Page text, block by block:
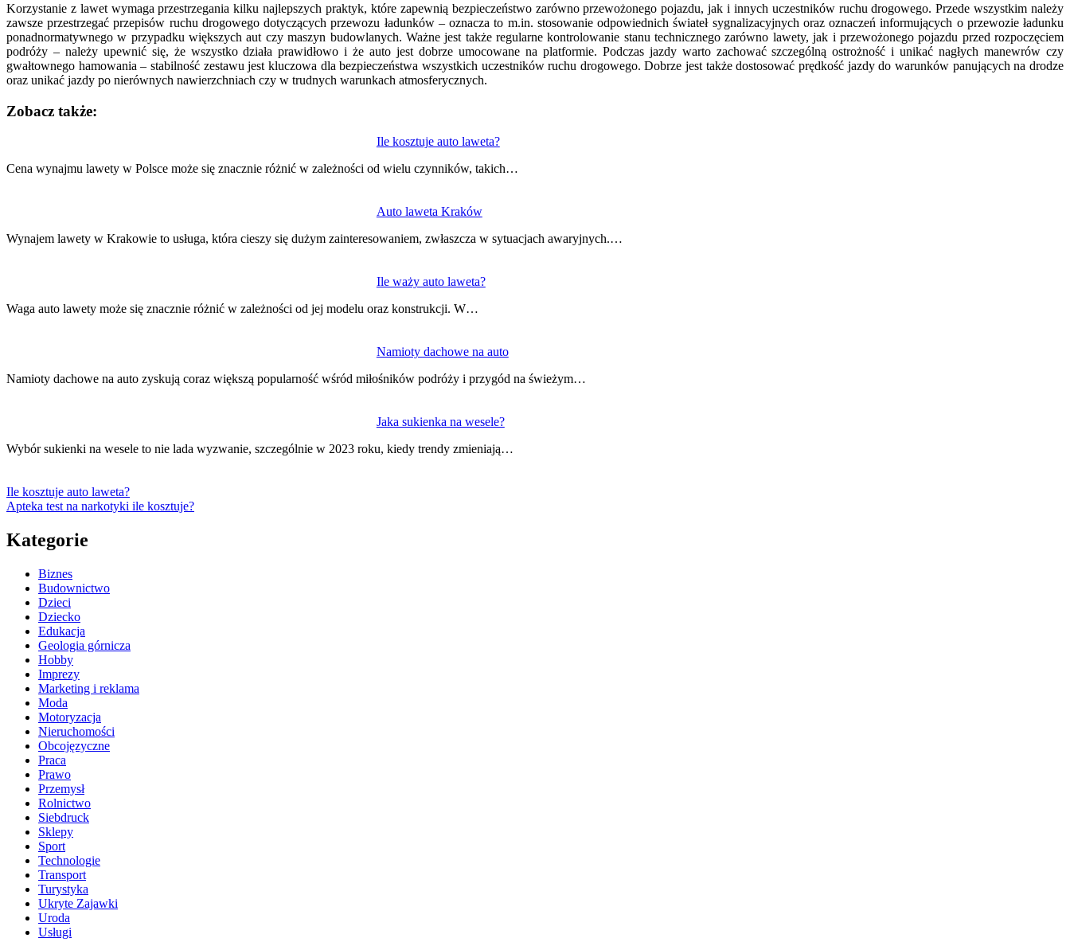
Korzystanie z lawet wymaga przestrzegania kilku najlepszych praktyk, które zapewnią bezpieczeństwo zarówno przewożonego pojazdu, jak i innych uczestników ruchu drogowego. Przede wszystkim należy
zawsze przestrzegać przepisów ruchu drogowego dotyczących przewozu ładunków – oznacza to m.in. stosowanie odpowiednich świateł sygnalizacyjnych oraz oznaczeń informujących o przewozie ładunku
ponadnormatywnego w przypadku większych aut czy maszyn budowlanych. Ważne jest także regularne kontrolowanie stanu technicznego zarówno lawety, jak i przewożonego pojazdu przed rozpoczęciem
podróży – należy upewnić się, że wszystko działa prawidłowo i że auto jest dobrze umocowane na platformie. Podczas jazdy warto zachować szczególną ostrożność i unikać nagłych manewrów czy
gwałtownego hamowania – stabilność zestawu jest kluczowa dla bezpieczeństwa wszystkich uczestników ruchu drogowego. Dobrze jest także dostosować prędkość jazdy do warunków panujących na drodze
oraz unikać jazdy po nierównych nawierzchniach czy w trudnych warunkach atmosferycznych.
Zobacz także:
Ile kosztuje auto laweta?
Cena wynajmu lawety w Polsce może się znacznie różnić w zależności od wielu czynników, takich…
Auto laweta Kraków
Wynajem lawety w Krakowie to usługa, która cieszy się dużym zainteresowaniem, zwłaszcza w sytuacjach awaryjnych.…
Ile waży auto laweta?
Waga auto lawety może się znacznie różnić w zależności od jej modelu oraz konstrukcji. W…
Namioty dachowe na auto
Namioty dachowe na auto zyskują coraz większą popularność wśród miłośników podróży i przygód na świeżym…
Jaka sukienka na wesele?
Wybór sukienki na wesele to nie lada wyzwanie, szczególnie w 2023 roku, kiedy trendy zmieniają…
wpisu
Ile kosztuje auto laweta?
Apteka test na narkotyki ile kosztuje?
Kategorie
Biznes
Budownictwo
Dzieci
Dziecko
Edukacja
Geologia górnicza
Hobby
Imprezy
Marketing i reklama
Moda
Motoryzacja
Nieruchomości
Obcojęzyczne
Praca
Prawo
Przemysł
Rolnictwo
Siebdruck
Sklepy
Sport
Technologie
Transport
Turystyka
Ukryte Zajawki
Uroda
Usługi